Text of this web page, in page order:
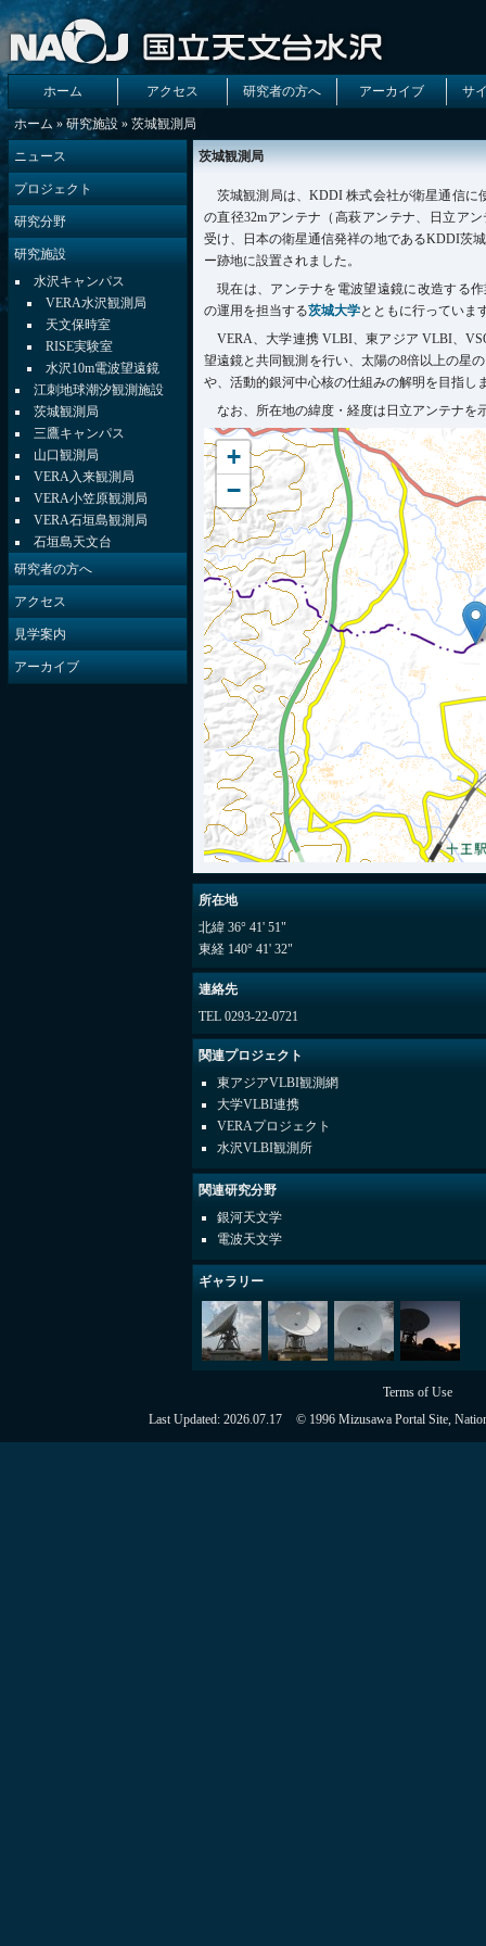
ホーム アクセス 研究者の方へ アーカイブ サ
ホーム » 研究施設 » 茨城観測局
ニュース
プロジェクト
研究分野
研究施設
水沢キャンパス
VERA水沢観測局
天文保時室
RISE実験室
水沢10m電波望遠鏡
江刺地球潮汐観測施設
茨城観測局
三鷹キャンパス
山口観測局
VERA入来観測局
VERA小笠原観測局
VERA石垣島観測局
石垣島天文台
研究者の方へ
アクセス
見学案内
アーカイブ
茨城観測局
茨城観測局は、KDDI 株式会社が衛星通信に
の直径32mアンテナ（高萩アンテナ、日立ア
受け、日本の衛星通信発祥の地であるKDDI茨
ー跡地に設置されました。
現在は、アンテナを電波望遠鏡に改造する
の運用を担当する茨城大学とともに行っていま
VERA、大学連携 VLBI、東アジア VLBI、
望遠鏡と共同観測を行い、太陽の8倍以上の星
や、活動的銀河中心核の仕組みの解明を目指し
なお、所在地の緯度・経度は日立アンテナを
+
−
所在地
北緯 36° 41' 51"
東経 140° 41' 32"
連絡先
TEL 0293-22-0721
関連プロジェクト
東アジアVLBI観測網
大学VLBI連携
VERAプロジェクト
水沢VLBI観測所
関連研究分野
銀河天文学
電波天文学
ギャラリー
Terms of Use
Last Updated: 2026.07.17 © 1996 Mizusawa Portal Site,